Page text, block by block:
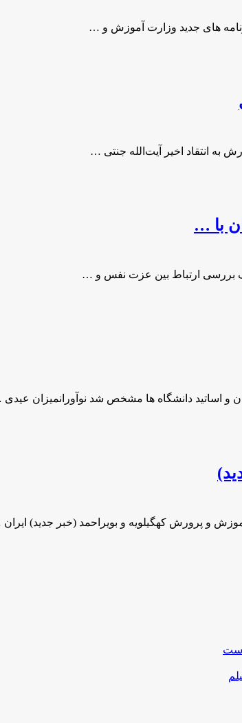
های جدید وزارت آموزش و …
به انتقاد اخیر آیت‌الله جنتی …
با …
بررسی ارتباط بین عزت نفس و …
و اساتید دانشگاه ها مشخص شد نوآورانمیزان
و پرورش کهگیلویه و بویراحمد (خبر جدید)